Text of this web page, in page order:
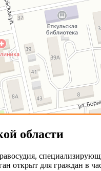
области
открыт для граждан в